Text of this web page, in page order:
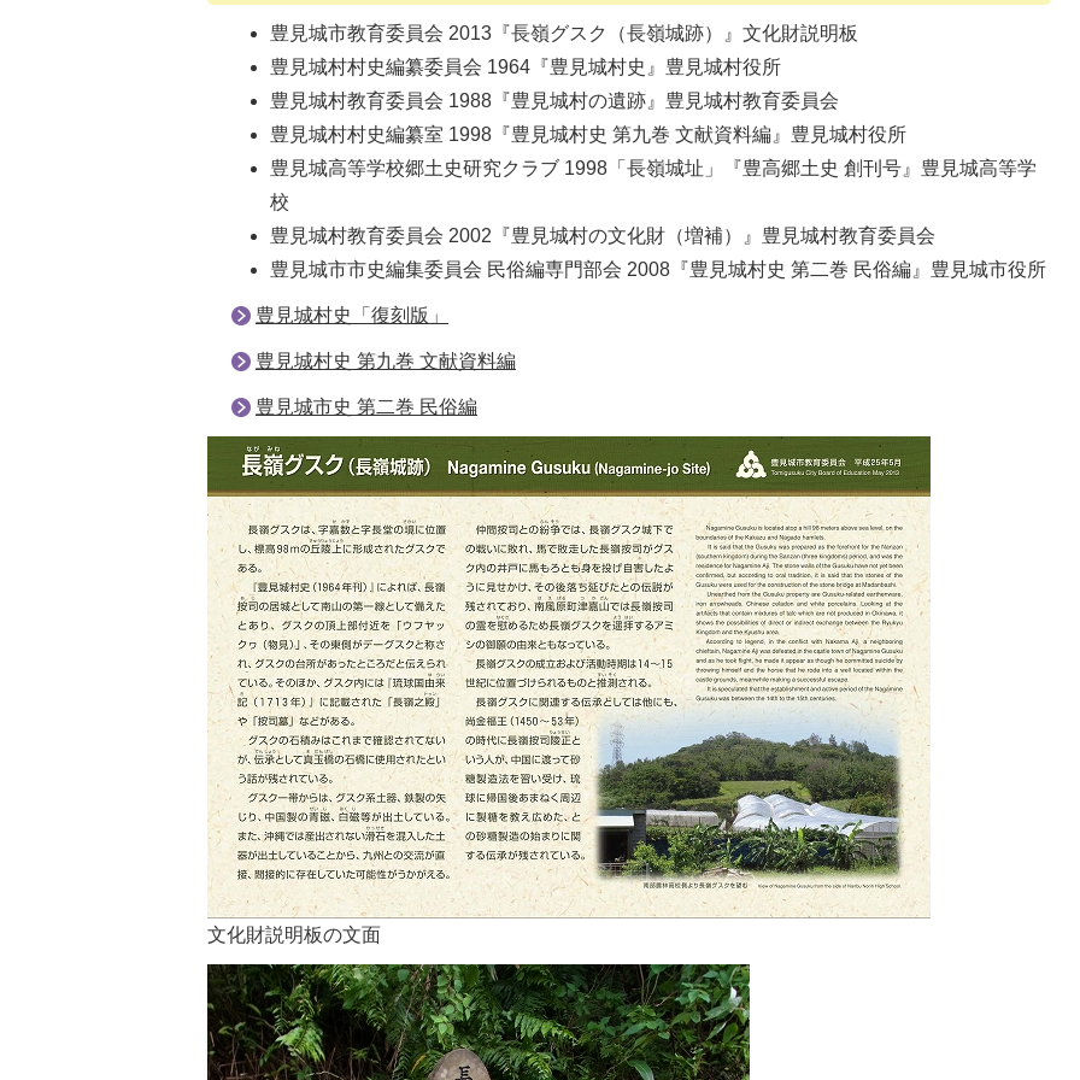
豊見城市教育委員会 2013『長嶺グスク（長嶺城跡）』文化財説明板
豊見城村村史編纂委員会 1964『豊見城村史』豊見城村役所
豊見城村教育委員会 1988『豊見城村の遺跡』豊見城村教育委員会
豊見城村村史編纂室 1998『豊見城村史 第九巻 文献資料編』豊見城村役所
豊見城高等学校郷土史研究クラブ 1998「長嶺城址」『豊高郷土史 創刊号』豊見城高等学
校
豊見城村教育委員会 2002『豊見城村の文化財（増補）』豊見城村教育委員会
豊見城市市史編集委員会 民俗編専門部会 2008『豊見城村史 第二巻 民俗編』豊見城市役所
豊見城村史「復刻版」
豊見城村史 第九巻 文献資料編
豊見城市史 第二巻 民俗編
文化財説明板の文面